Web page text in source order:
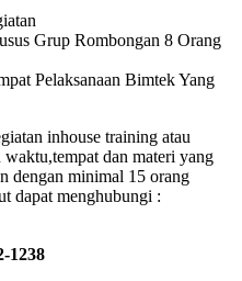
Grup Rombongan 8 Orang
Pelaksanaan Bimtek Yang
inhouse training atau
dan materi yang
dengan minimal 15 orang
dapat menghubungi :
1238